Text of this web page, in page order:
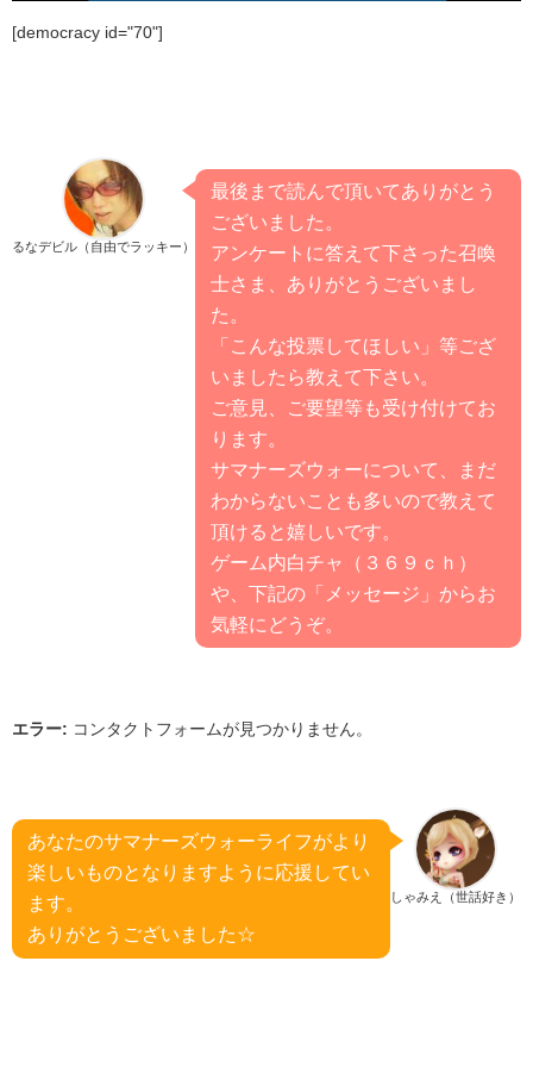
[democracy id="70"]
るなデビル（自由でラッキー）
最後まで読んで頂いてありがとう
ございました。
アンケートに答えて下さった召喚
士さま、ありがとうございまし
た。
「こんな投票してほしい」等ござ
いましたら教えて下さい。
ご意見、ご要望等も受け付けてお
ります。
サマナーズウォーについて、まだ
わからないことも多いので教えて
頂けると嬉しいです。
ゲーム内白チャ（３６９ｃｈ）
や、下記の「メッセージ」からお
気軽にどうぞ。
エラー: コンタクトフォームが見つかりません。
しゃみえ（世話好き）
あなたのサマナーズウォーライフがより
楽しいものとなりますように応援してい
ます。
ありがとうございました☆